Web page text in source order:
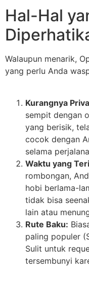
Hal-Hal
Walaupun menarik,
yang perlu Anda
Kurangnya
sempit dengan
yang berisik,
cocok dengan
selama
Waktu yang
rombongan,
hobi berlama-
tidak bisa
lain atau
Rute Baku:
paling populer
Sulit untuk
tersembunyi